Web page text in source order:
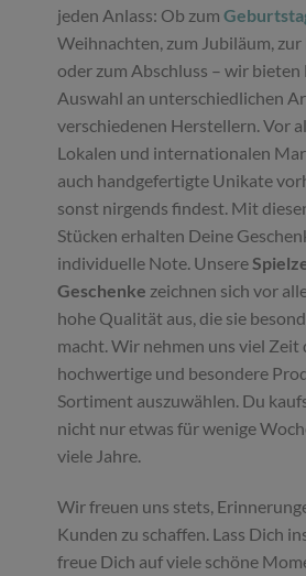
jeden Anlass: Ob zum
Weihnachten, zum Jubiläum,
oder zum Abschluss – wir
Auswahl an unterschiedlichen
verschiedenen Herstellern. Vor
Lokalen und internationalen
auch handgefertigte Unikate
sonst nirgends findest. Mit
Stücken erhalten Deine
individuelle Note. Unsere
Geschenke zeichnen sich vor
hohe Qualität aus, die sie
macht. Wir nehmen uns viel Zeit
hochwertige und besondere
Sortiment auszuwählen. Du
nicht nur etwas für wenige
viele Jahre.
Wir freuen uns stets,
Kunden zu schaffen. Lass Dich
freue Dich auf viele schöne